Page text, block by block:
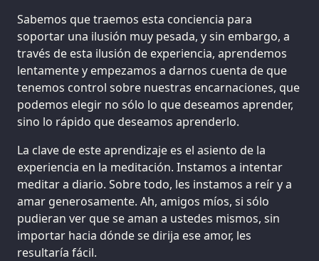
Sabemos que traemos esta conciencia para
soportar una ilusión muy pesada, y sin embargo, a
través de esta ilusión de experiencia, aprendemos
lentamente y empezamos a darnos cuenta de que
tenemos control sobre nuestras encarnaciones, que
podemos elegir no sólo lo que deseamos aprender,
sino lo rápido que deseamos aprenderlo.
La clave de este aprendizaje es el asiento de la
experiencia en la meditación. Instamos a intentar
meditar a diario. Sobre todo, les instamos a reír y a
amar generosamente. Ah, amigos míos, si sólo
pudieran ver que se aman a ustedes mismos, sin
importar hacia dónde se dirija ese amor, les
resultaría fácil.